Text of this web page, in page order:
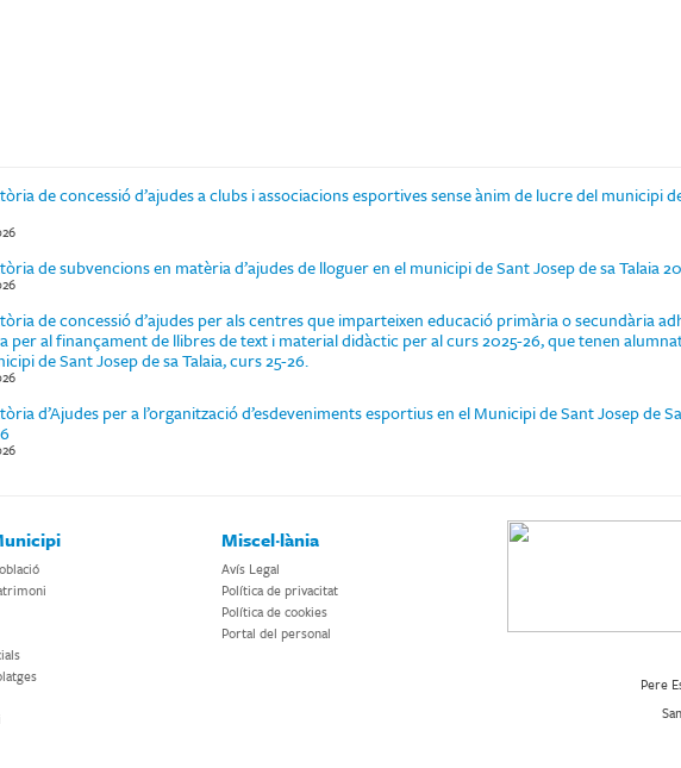
de concessió d’ajudes a clubs i associacions esportives sense ànim de lucre del municipi
de subvencions en matèria d’ajudes de lloguer en el municipi de Sant Josep de sa Talaia
de concessió d’ajudes per als centres que imparteixen educació primària o secundària
per al finançament de llibres de text i material didàctic per al curs 2025-26, que tenen
de Sant Josep de sa Talaia, curs 25-26.
d’Ajudes per a l’organització d’esdeveniments esportius en el Municipi de Sant Josep de
Miscel·lània
Avís Legal
Política de privacitat
Política de cookies
Portal del personal
Pere